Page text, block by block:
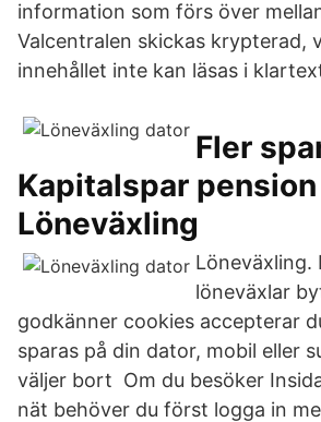
information som förs över
Valcentralen skickas krypterad,
innehållet inte kan läsas i
Fler
Kapitalspar pension
Löneväxling
Löneväxling.
löneväxlar
godkänner cookies accepterar
sparas på din dator, mobil eller
väljer bort Om du besöker
nät behöver du först logga in